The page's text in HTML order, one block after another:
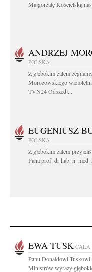
Małgorzatę Kościelską
ANDRZEJ
POLSKA
Z głębokim żalem
Morozowskiego
TVN24 Odszedł...
EUGENIUSZ
POLSKA
Z głębokim żalem
Pana prof. dr hab. n.
EWA TUSK CAŁA
Panu Donaldowi Tuskowi
Ministrów wyrazy